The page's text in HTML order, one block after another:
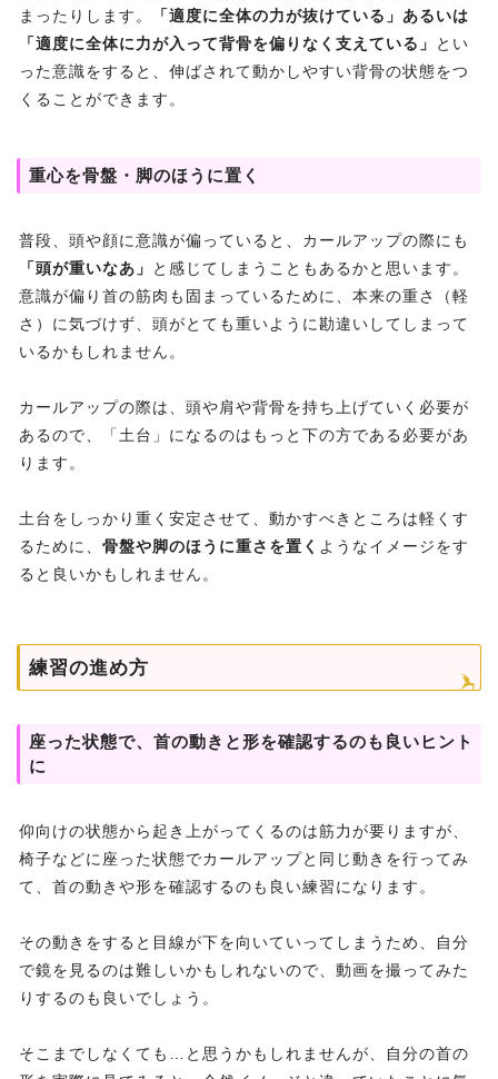
まったりします。
「適度に全体の力が抜けている」あるいは
「適度に全体に力が入って背骨を偏りなく支えている」
とい
った意識をすると、伸ばされて動かしやすい背骨の状態をつ
くることができます。
重心を骨盤・脚のほうに置く
普段、頭や顔に意識が偏っていると、カールアップの際にも
「頭が重いなあ」
と感じてしまうこともあるかと思います。
意識が偏り首の筋肉も固まっているために、本来の重さ（軽
さ）に気づけず、頭がとても重いように勘違いしてしまって
いるかもしれません。
カールアップの際は、頭や肩や背骨を持ち上げていく必要が
あるので、「土台」になるのはもっと下の方である必要があ
ります。
土台をしっかり重く安定させて、動かすべきところは軽くす
るために、 骨盤や脚のほうに重さを置く ようなイメージをす
ると良いかもしれません。
練習の進め方
座った状態で、首の動きと形を確認するのも良いヒント
に
仰向けの状態から起き上がってくるのは筋力が要りますが、
椅子などに座った状態でカールアップと同じ動きを行ってみ
て、首の動きや形を確認するのも良い練習になります。
その動きをすると目線が下を向いていってしまうため、自分
で鏡を見るのは難しいかもしれないので、動画を撮ってみた
りするのも良いでしょう。
そこまでしなくても…と思うかもしれませんが、自分の首の